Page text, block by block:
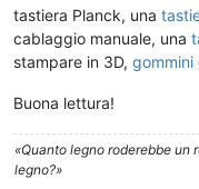
tastiera Planck, una
cablaggio manuale, una
stampare in 3D, gommini
Buona lettura!
«Quanto legno roderebbe un
legno?»